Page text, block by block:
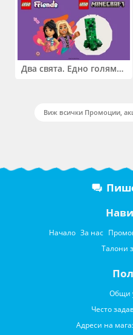
Два свята. Едно голямо приключение. Купи 2 продукта LEGO® Friends и/или LEGO® Minecraft и вземи -27%
Виж всички Промоции,
Начало За нас
Талони
Общи
Често
Адреси на